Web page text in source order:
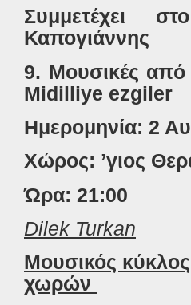
Συμμετέχει
Καπογιάννης
9. Μουσικές
Midilliye ezgiler
Ημερομηνία: 2
Χώρος: ʼγιος
Ώρα: 21:00
Dilek Turkan
Μουσικός
χωρών